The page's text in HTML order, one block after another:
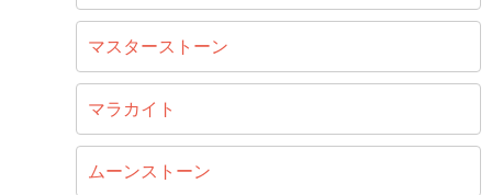
マスターストーン
マラカイト
ムーンストーン